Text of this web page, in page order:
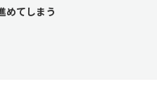
めてしまう